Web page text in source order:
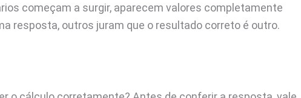
começam a surgir, aparecem valores completamente
resposta, outros juram que o resultado correto é outro.